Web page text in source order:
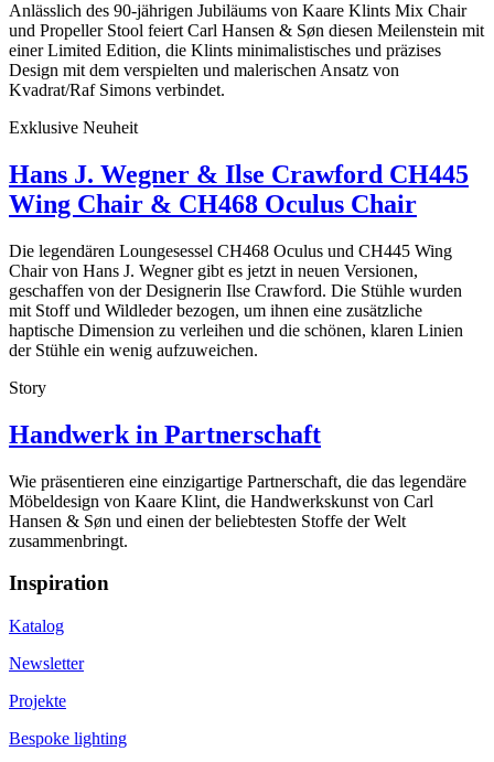
Anlässlich des 90-jährigen Jubiläums von Kaare Klints Mix Chair
und Propeller Stool feiert Carl Hansen & Søn diesen Meilenstein mit
einer Limited Edition, die Klints minimalistisches und präzises
Design mit dem verspielten und malerischen Ansatz von
Kvadrat/Raf Simons verbindet.
Exklusive Neuheit
Hans J. Wegner & Ilse Crawford CH445
Wing Chair & CH468 Oculus Chair
Die legendären Loungesessel CH468 Oculus und CH445 Wing
Chair von Hans J. Wegner gibt es jetzt in neuen Versionen,
geschaffen von der Designerin Ilse Crawford. Die Stühle wurden
mit Stoff und Wildleder bezogen, um ihnen eine zusätzliche
haptische Dimension zu verleihen und die schönen, klaren Linien
der Stühle ein wenig aufzuweichen.
Story
Handwerk in Partnerschaft
Wie präsentieren eine einzigartige Partnerschaft, die das legendäre
Möbeldesign von Kaare Klint, die Handwerkskunst von Carl
Hansen & Søn und einen der beliebtesten Stoffe der Welt
zusammenbringt.
Inspiration
Katalog
Newsletter
Projekte
Bespoke lighting